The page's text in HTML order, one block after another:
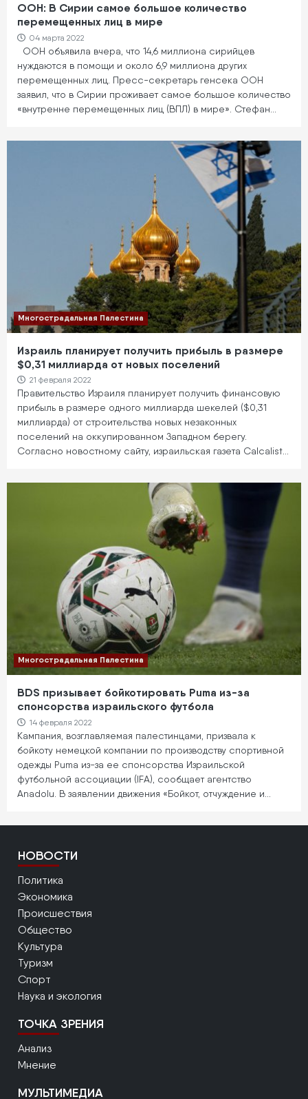
ООН: В Сирии самое большое количество
перемещенных лиц в мире
04 марта 2022
ООН объявила вчера, что 14,6 миллиона сирийцев
нуждаются в помощи и около 6,9 миллиона других
перемещенных лиц. Пресс-секретарь генсека ООН
заявил, что в Сирии проживает самое большое количество
«внутренне перемещенных лиц (ВПЛ) в мире». Стефан…
Многострадальная Палестина
Израиль планирует получить прибыль в размере
$0,31 миллиарда от новых поселений
21 февраля 2022
Правительство Израиля планирует получить финансовую
прибыль в размере одного миллиарда шекелей ($0,31
миллиарда) от строительства новых незаконных
поселений на оккупированном Западном берегу.
Согласно новостному сайту, израильская газета Calcalist…
Многострадальная Палестина
BDS призывает бойкотировать Puma из-за
спонсорства израильского футбола
14 февраля 2022
Кампания, возглавляемая палестинцами, призвала к
бойкоту немецкой компании по производству спортивной
одежды Puma из-за ее спонсорства Израильской
футбольной ассоциации (IFA), сообщает агентство
Anadolu. В заявлении движения «Бойкот, отчуждение и…
НОВОСТИ
Политика
Экономика
Происшествия
Общество
Культура
Туризм
Спорт
Наука и экология
ТОЧКА ЗРЕНИЯ
Анализ
Мнение
МУЛЬТИМЕДИА